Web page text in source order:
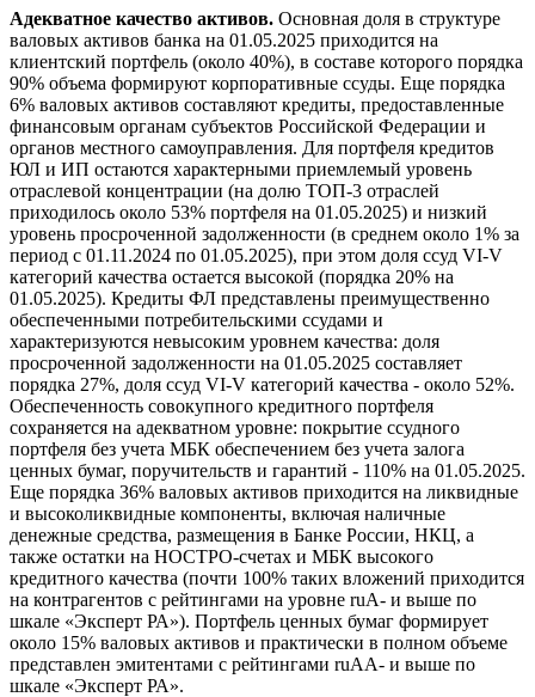
Адекватное качество активов. Основная доля в структуре
валовых активов банка на 01.05.2025 приходится на
клиентский портфель (около 40%), в составе которого порядка
90% объема формируют корпоративные ссуды. Еще порядка
6% валовых активов составляют кредиты, предоставленные
финансовым органам субъектов Российской Федерации и
органов местного самоуправления. Для портфеля кредитов
ЮЛ и ИП остаются характерными приемлемый уровень
отраслевой концентрации (на долю ТОП-3 отраслей
приходилось около 53% портфеля на 01.05.2025) и низкий
уровень просроченной задолженности (в среднем около 1% за
период с 01.11.2024 по 01.05.2025), при этом доля ссуд VI-V
категорий качества остается высокой (порядка 20% на
01.05.2025). Кредиты ФЛ представлены преимущественно
обеспеченными потребительскими ссудами и
характеризуются невысоким уровнем качества: доля
просроченной задолженности на 01.05.2025 составляет
порядка 27%, доля ссуд VI-V категорий качества - около 52%.
Обеспеченность совокупного кредитного портфеля
сохраняется на адекватном уровне: покрытие ссудного
портфеля без учета МБК обеспечением без учета залога
ценных бумаг, поручительств и гарантий - 110% на 01.05.2025.
Еще порядка 36% валовых активов приходится на ликвидные
и высоколиквидные компоненты, включая наличные
денежные средства, размещения в Банке России, НКЦ, а
также остатки на НОСТРО-счетах и МБК высокого
кредитного качества (почти 100% таких вложений приходится
на контрагентов с рейтингами на уровне ruA- и выше по
шкале «Эксперт РА»). Портфель ценных бумаг формирует
около 15% валовых активов и практически в полном объеме
представлен эмитентами с рейтингами ruAA- и выше по
шкале «Эксперт РА».